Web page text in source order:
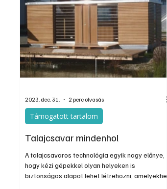
Talajcsavar mindenhol
A talajcsavaros technológia egyik nagy előnye,
hogy kézi gépekkel olyan helyeken is
biztonságos alapot lehet létrehozni, amelyekhez
Támogatott tartalom
2023. dec. 31. 2 perc olvasás